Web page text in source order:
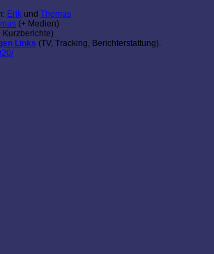
Erik und Thomas
(+ Medien)
Kurzberichte)
Links (TV, Tracking, Berichterstattung).